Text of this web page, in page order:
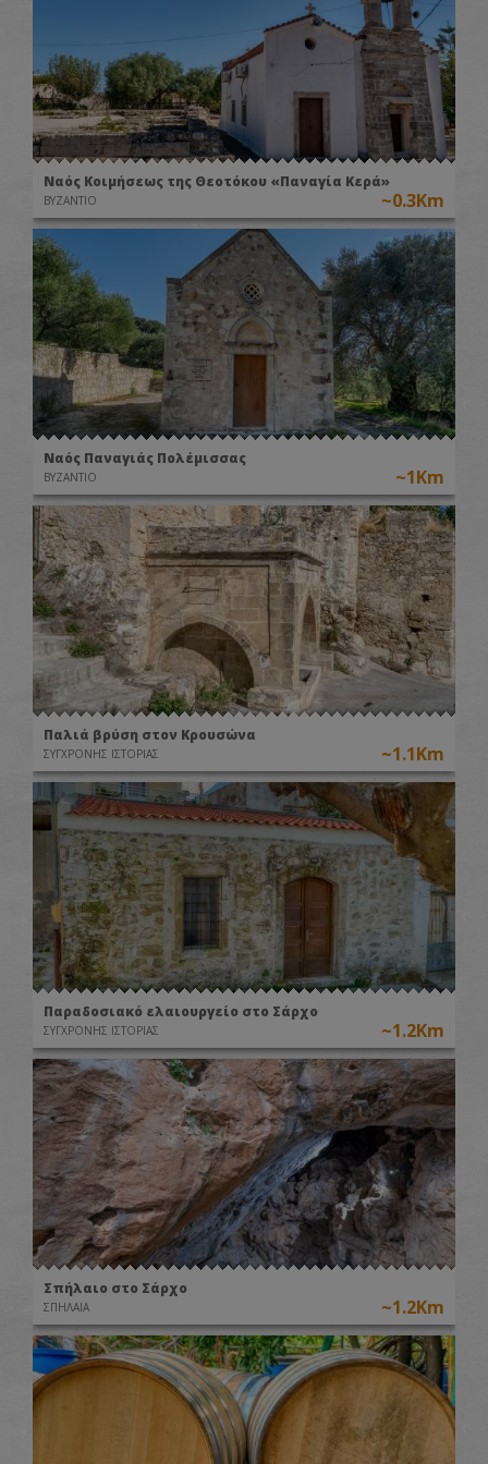
Ναός Κοιμήσεως της Θεοτόκου «Παναγία Κερά»
ΒΥΖΑΝΤΙΟ ~0.3Km
Ναός Παναγιάς Πολέμισσας
ΒΥΖΑΝΤΙΟ ~1Km
Παλιά βρύση στον Κρουσώνα
ΣΥΓΧΡΟΝΗΣ ΙΣΤΟΡΙΑΣ ~1.1Km
Παραδοσιακό ελαιουργείο στο Σάρχο
ΣΥΓΧΡΟΝΗΣ ΙΣΤΟΡΙΑΣ ~1.2Km
Σπήλαιο στο Σάρχο
ΣΠΗΛΑΙΑ ~1.2Km